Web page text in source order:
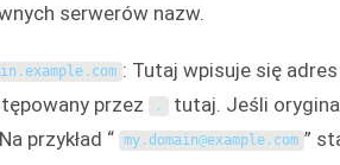
serwerów nazw.
.example. com : Tutaj wpisuje się
przez
. tutaj. Jeśli
przykład “ my .domain@example . com ”